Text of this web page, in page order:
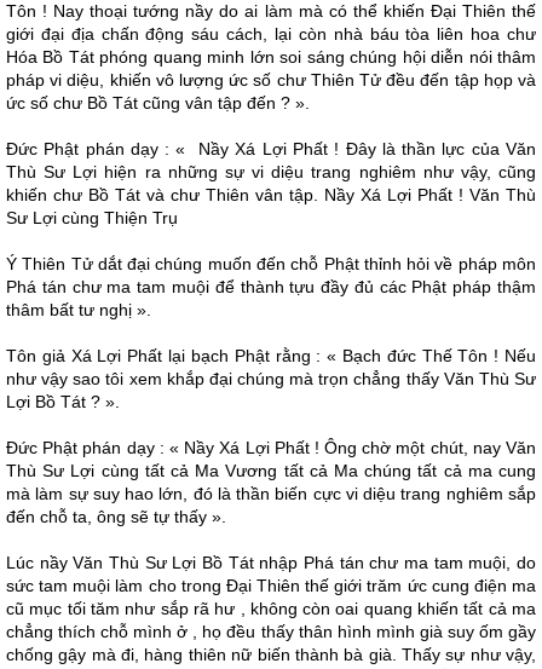
Tôn ! Nay thoại tướng nầy do ai làm mà có thể khiến Ðại Thiên thế
giới đại địa chấn động sáu cách, lại còn nhà báu tòa liên hoa chư
Hóa Bồ Tát phóng quang minh lớn soi sáng chúng hội diễn nói thâm
pháp vi diệu, khiến vô lượng ức số chư Thiên Tử đều đến tập họp và
ức số chư Bồ Tát cũng vân tập đến ? ».
Ðức Phật phán dạy : « Nầy Xá Lợi Phất ! Ðây là thần lực của Văn
Thù Sư Lợi hiện ra những sự vi diệu trang nghiêm như vậy, cũng
khiến chư Bồ Tát và chư Thiên vân tập. Nầy Xá Lợi Phất ! Văn Thù
Sư Lợi cùng Thiện Trụ
Ý Thiên Tử dắt đại chúng muốn đến chỗ Phật thỉnh hỏi về pháp môn
Phá tán chư ma tam muội để thành tựu đầy đủ các Phật pháp thậm
thâm bất tư nghị ».
Tôn giả Xá Lợi Phất lại bạch Phật rằng : « Bạch đức Thế Tôn ! Nếu
như vậy sao tôi xem khắp đại chúng mà trọn chẳng thấy Văn Thù Sư
Lợi Bồ Tát ? ».
Ðức Phật phán dạy : « Nầy Xá Lợi Phất ! Ông chờ một chút, nay Văn
Thù Sư Lợi cùng tất cả Ma Vương tất cả Ma chúng tất cả ma cung
mà làm sự suy hao lớn, đó là thần biến cực vi diệu trang nghiêm sắp
đến chỗ ta, ông sẽ tự thấy ».
Lúc nầy Văn Thù Sư Lợi Bồ Tát nhập Phá tán chư ma tam muội, do
sức tam muội làm cho trong Ðại Thiên thế giới trăm ức cung điện ma
cũ mục tối tăm như sắp rã hư , không còn oai quang khiến tất cả ma
chẳng thích chỗ mình ở , họ đều thấy thân hình mình già suy ốm gầy
chống gậy mà đi, hàng thiên nữ biến thành bà già. Thấy sự như vậy,